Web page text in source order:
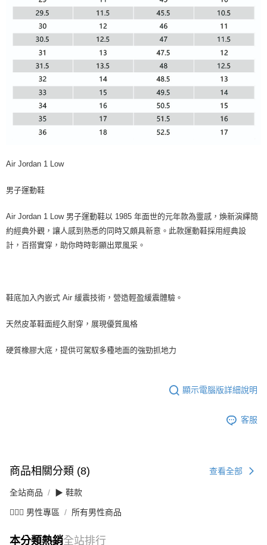
Air Jordan 1 Low
男子運動鞋
Air Jordan 1 Low 男子運動鞋以 1985 年面世的元年款為靈感，煥新演繹簡
約經典外觀，讓人感到熟悉的同時又頗具新意。此款運動鞋採用經典設
計，百搭實穿，助你時時彰顯出眾風采。
鞋底加入內嵌式 Air 緩震技術，營造輕盈緩震體驗。
天然皮革鞋面經久耐穿，展現優質風格
硬質橡膠大底，提供可駕馭多種地面的強勁抓地力
顯示電腦版詳細說明
客服
商品相關分類 (8) 查看全部
全站商品 ▶ 鞋款
💁🏻‍♂️ 男性專區 所有男性商品
本分類熱銷全站排行